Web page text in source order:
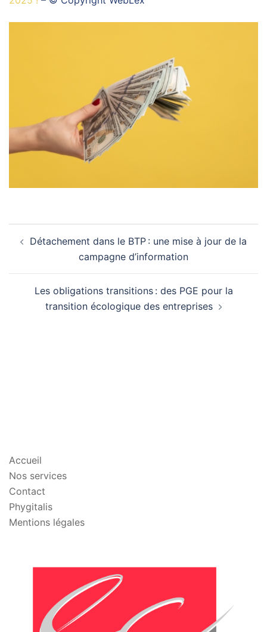
d’article
Détachement dans le BTP : une mise à jour de la
campagne d’information
Les obligations transitions : des PGE pour la
transition écologique des entreprises
Accueil
Nos services
Contact
Phygitalis
Mentions légales